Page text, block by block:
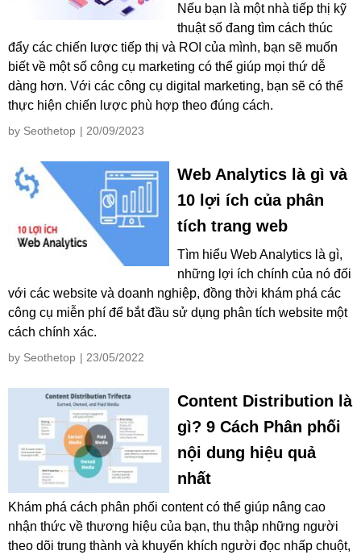
Nếu bạn là một nhà tiếp thị kỹ
thuật số đang tìm cách thúc
đẩy các chiến lược tiếp thị và ROI của mình, bạn sẽ muốn
biết về một số công cụ marketing có thể giúp mọi thứ dễ
dàng hơn. Với các công cụ digital marketing, bạn sẽ có thể
thực hiện chiến lược phù hợp theo đúng cách.
by Seothetop | 20/09/2023
Web Analytics là gì và
10 lợi ích của phân
tích trang web
Tìm hiểu Web Analytics là gì,
những lợi ích chính của nó đối
với các website và doanh nghiệp, đồng thời khám phá các
công cụ miễn phí để bắt đầu sử dụng phân tích website một
cách chính xác.
by Seothetop | 23/05/2022
Content Distribution là
gì? 9 Cách Phân phối
nội dung hiệu quả
nhất
Khám phá cách phân phối content có thể giúp nâng cao
nhận thức về thương hiệu của bạn, thu thập những người
theo dõi trung thành và khuyến khích người đọc nhấp chuột,